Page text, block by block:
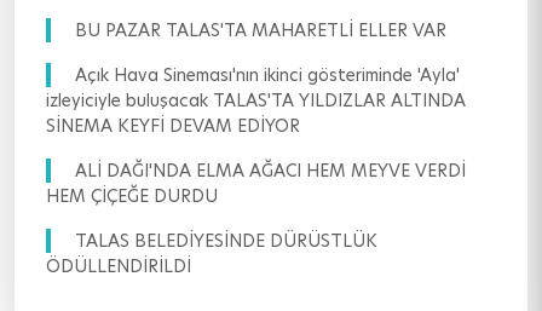
BU PAZAR TALAS'TA MAHARETLİ ELLER VAR
Açık Hava Sineması'nın ikinci gösteriminde 'Ayla'
izleyiciyle buluşacak TALAS'TA YILDIZLAR ALTINDA
SİNEMA KEYFİ DEVAM EDİYOR
ALİ DAĞI'NDA ELMA AĞACI HEM MEYVE VERDİ
HEM ÇİÇEĞE DURDU
TALAS BELEDİYESİNDE DÜRÜSTLÜK
ÖDÜLLENDİRİLDİ